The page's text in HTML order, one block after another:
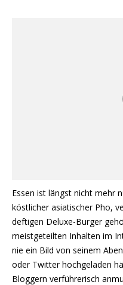
Essen ist längst nicht mehr
köstlicher asiatischer Pho,
deftigen Deluxe-Burger
meistgeteilten Inhalten im
nie ein Bild von seinem
oder Twitter hochgeladen
Bloggern verführerisch